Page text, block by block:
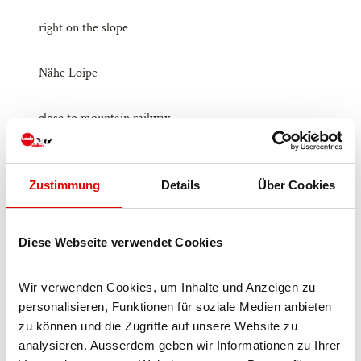
Zustimmung Details Über Cookies
Diese Webseite verwendet Cookies
Wir verwenden Cookies, um Inhalte und Anzeigen zu
personalisieren, Funktionen für soziale Medien anbieten
zu können und die Zugriffe auf unsere Website zu
analysieren. Ausserdem geben wir Informationen zu Ihrer
right on the slope
Nähe Loipe
close to mountain railway
cannot be reached by car
public car park
room/apt. with view
to be reached on foot only